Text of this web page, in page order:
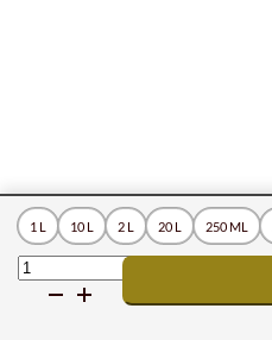
1 L 10 L 2 L 20 L 250 ML
FORCE
CONTAC